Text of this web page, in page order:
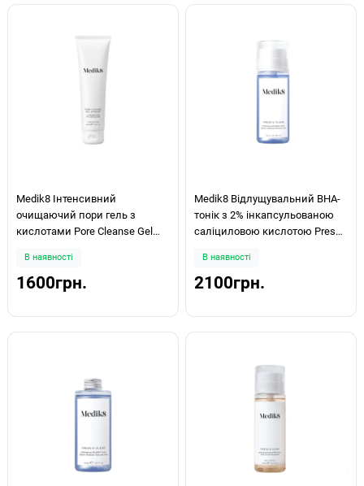
Medik8 Інтенсивний
очищаючий пори гель з
кислотами Pore Cleanse Gel
В наявності
1600грн.
Medik8 Відлущувальний ВНА-
тонік з 2% інкапсульованою
саліциловою кислотою Press
В наявності
2100грн.